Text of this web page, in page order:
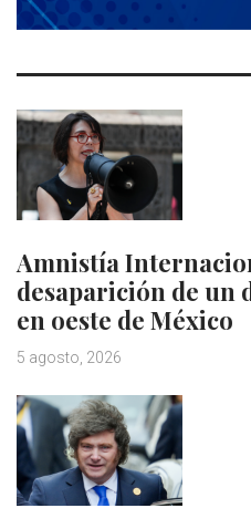
Amnistía
desaparición de un
en oeste de México
5 agosto, 2026